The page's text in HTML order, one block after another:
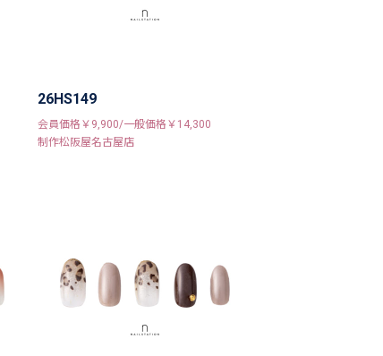
26HS149
会員価格￥9,900/一般価格￥14,300
制作松阪屋名古屋店